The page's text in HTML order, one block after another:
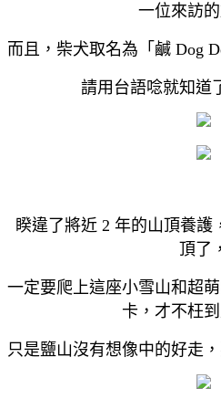
一位來訪的
而且，柴犬取名為「鹹 Dog
請用台語唸就知道
睽違了將近 2 年的山頂養
頂了，
一定要爬上這座小雪山和超
卡，才不枉
只是鹽山沒有想像中的好走